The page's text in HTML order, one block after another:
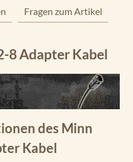
Fragen zum Artikel
8 Adapter Kabel
des Minn
Kabel